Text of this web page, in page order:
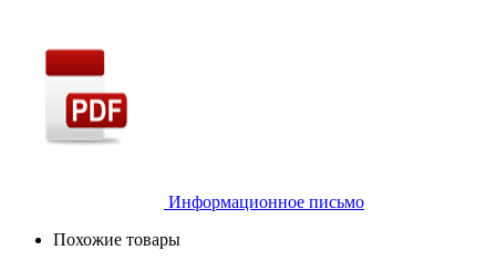
Информационное письмо
Похожие товары